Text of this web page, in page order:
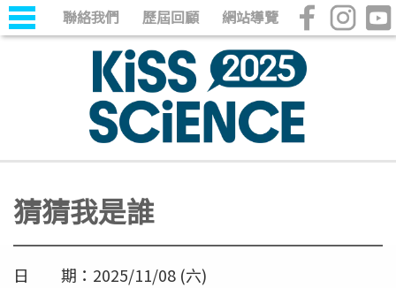
聯絡我們 歷屆回顧 網站導覽
猜猜我是誰
日 期：2025/11/08 (六)